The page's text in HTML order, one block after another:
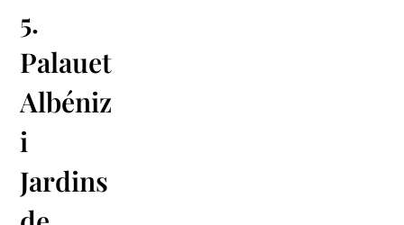
5.
Palauet
Albéniz
i
Jardins